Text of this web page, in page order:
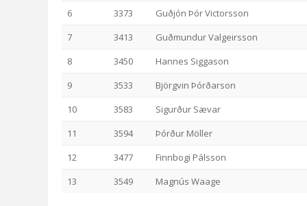
6
3373
Guðjón Þór Victorsson
7
3413
Guðmundur Valgeirsson
8
3450
Hannes Siggason
9
3533
Björgvin Þórðarson
10
3583
Sigurður Sævar
11
3594
Þórður Möller
12
3477
Finnbogi Pálsson
13
3549 Magnús Waage